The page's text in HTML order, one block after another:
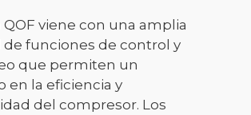
QOF viene con una amplia
de funciones de control y
que permiten un
en la eficiencia y
del compresor. Los